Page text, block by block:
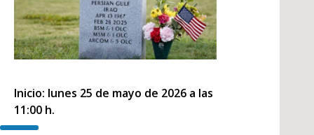
Inicio: lunes 25 de mayo de 2026 a las
11:00 h.